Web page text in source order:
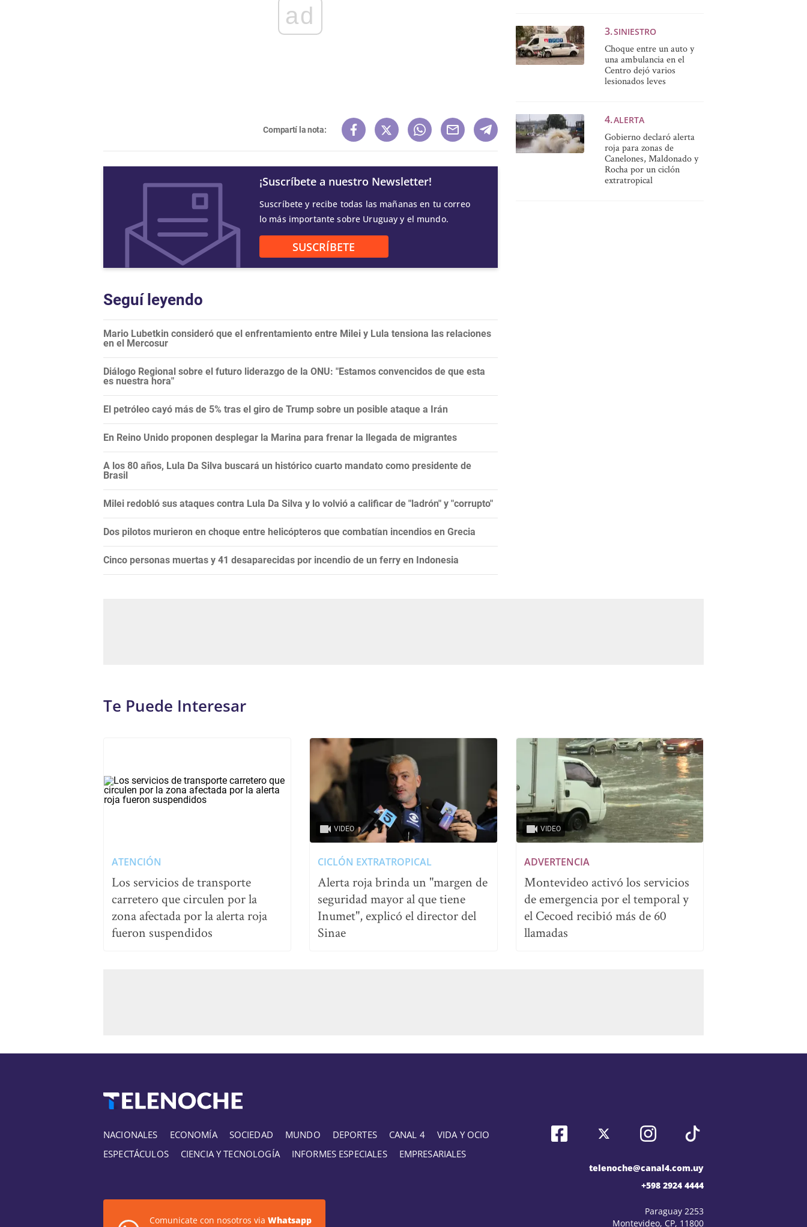
ad
Compartí la nota:
¡Suscríbete a nuestro Newsletter!
Suscríbete y recibe todas las mañanas en tu correo
lo más importante sobre Uruguay y el mundo.
SUSCRÍBETE
Seguí leyendo
Mario Lubetkin consideró que el enfrentamiento entre Milei y Lula tensiona las relaciones
en el Mercosur
Diálogo Regional sobre el futuro liderazgo de la ONU: "Estamos convencidos de que esta
es nuestra hora"
El petróleo cayó más de 5% tras el giro de Trump sobre un posible ataque a Irán
En Reino Unido proponen desplegar la Marina para frenar la llegada de migrantes
A los 80 años, Lula Da Silva buscará un histórico cuarto mandato como presidente de
Brasil
Milei redobló sus ataques contra Lula Da Silva y lo volvió a calificar de "ladrón" y "corrupto"
Dos pilotos murieron en choque entre helicópteros que combatían incendios en Grecia
Cinco personas muertas y 41 desaparecidas por incendio de un ferry en Indonesia
SINIESTRO
Choque entre un auto y
una ambulancia en el
Centro dejó varios
lesionados leves
ALERTA
Gobierno declaró alerta
roja para zonas de
Canelones, Maldonado y
Rocha por un ciclón
extratropical
Te Puede Interesar
ATENCIÓN
Los servicios de transporte
carretero que circulen por la
zona afectada por la alerta roja
fueron suspendidos
VIDEO
CICLÓN EXTRATROPICAL
Alerta roja brinda un "margen de
seguridad mayor al que tiene
Inumet", explicó el director del
Sinae
VIDEO
ADVERTENCIA
Montevideo activó los servicios
de emergencia por el temporal y
el Cecoed recibió más de 60
llamadas
NACIONALES ECONOMÍA SOCIEDAD MUNDO DEPORTES CANAL 4
VIDA Y OCIO
ESPECTÁCULOS
CIENCIA Y TECNOLOGÍA INFORMES ESPECIALES EMPRESARIALES
Comunicate con nosotros via Whatsapp
telenoche@canal4.com.uy
+598 2924 4444
Paraguay 2253
Montevideo, CP, 11800